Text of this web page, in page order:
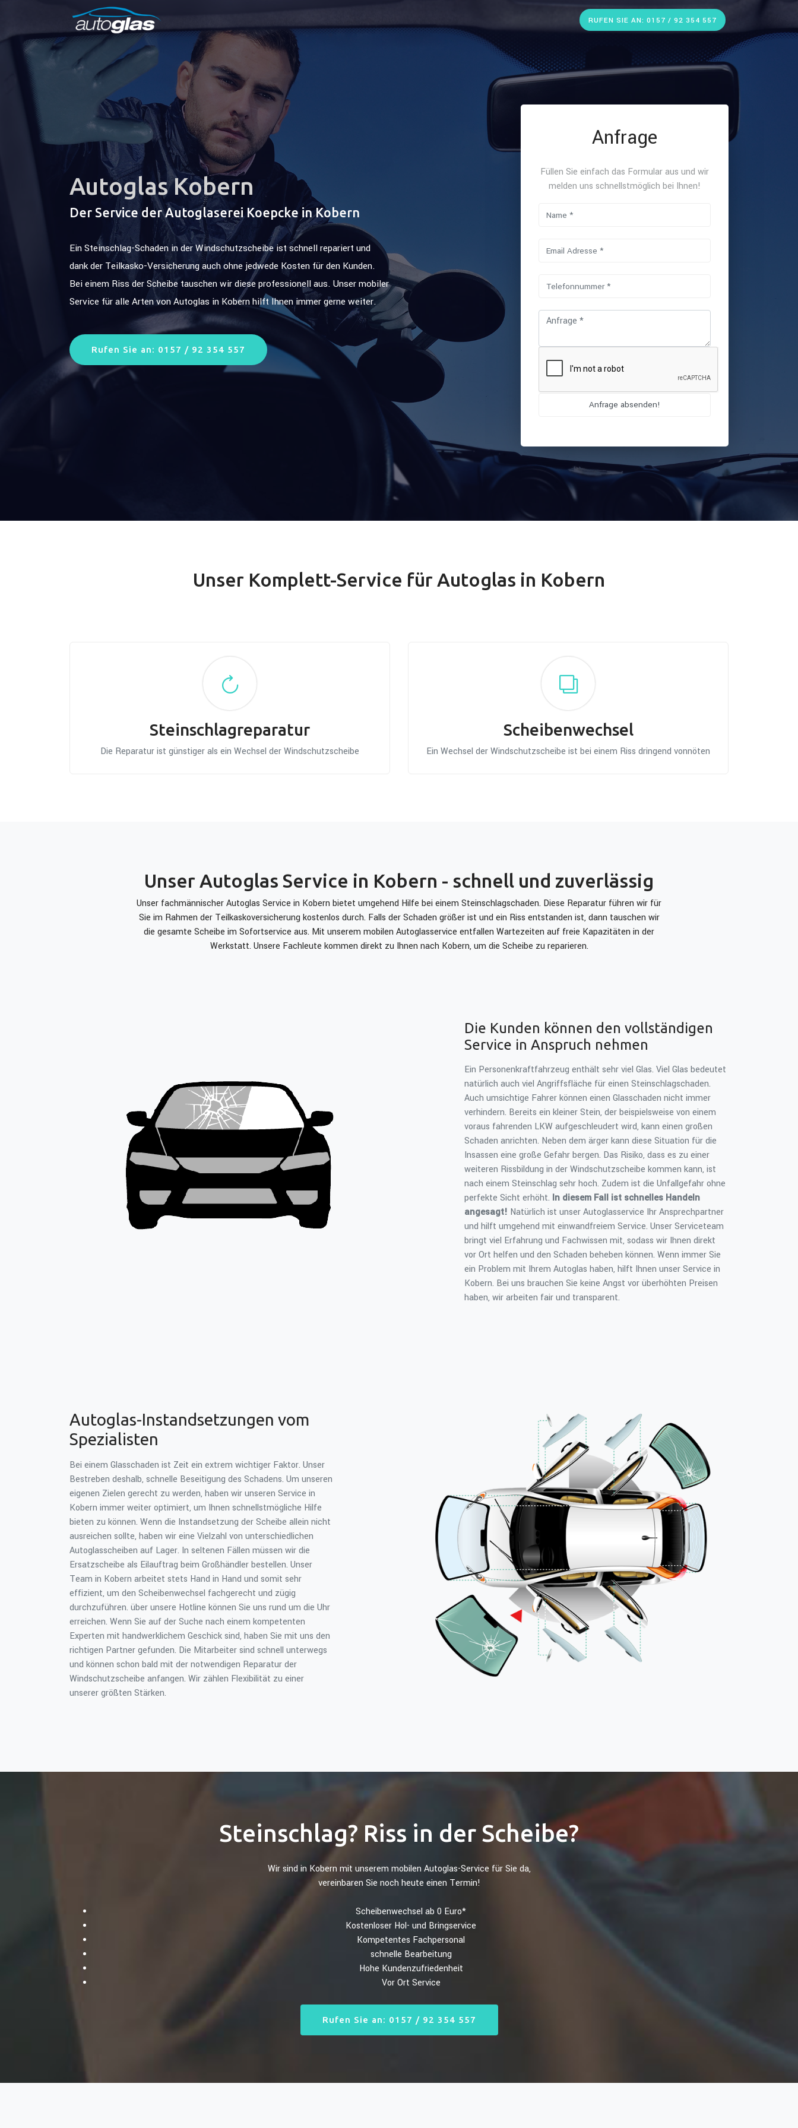
RUFEN SIE AN: 0157 / 92 354 557
Autoglas Kobern
Der Service der Autoglaserei Koepcke in Kobern
Ein Steinschlag-Schaden in der Windschutzscheibe ist schnell repariert und
dank der Teilkasko-Versicherung auch ohne jedwede Kosten für den Kunden.
Bei einem Riss der Scheibe tauschen wir diese professionell aus. Unser mobiler
Service für alle Arten von Autoglas in Kobern hilft Ihnen immer gerne weiter.
Rufen Sie an: 0157 / 92 354 557
Anfrage
Füllen Sie einfach das Formular aus und wir
melden uns schnellstmöglich bei Ihnen!
Unser Komplett-Service für Autoglas in Kobern
Steinschlagreparatur
Die Reparatur ist günstiger als ein Wechsel der Windschutzscheibe
Scheibenwechsel
Ein Wechsel der Windschutzscheibe ist bei einem Riss dringend vonnöten
Unser Autoglas Service in Kobern - schnell und zuverlässig
Unser fachmännischer Autoglas Service in Kobern bietet umgehend Hilfe bei einem Steinschlagschaden. Diese Reparatur führen wir für
Sie im Rahmen der Teilkaskoversicherung kostenlos durch. Falls der Schaden größer ist und ein Riss entstanden ist, dann tauschen wir
die gesamte Scheibe im Sofortservice aus. Mit unserem mobilen Autoglasservice entfallen Wartezeiten auf freie Kapazitäten in der
Werkstatt. Unsere Fachleute kommen direkt zu Ihnen nach Kobern, um die Scheibe zu reparieren.
Die Kunden können den vollständigen
Service in Anspruch nehmen
Ein Personenkraftfahrzeug enthält sehr viel Glas. Viel Glas bedeutet
natürlich auch viel Angriffsfläche für einen Steinschlagschaden.
Auch umsichtige Fahrer können einen Glasschaden nicht immer
verhindern. Bereits ein kleiner Stein, der beispielsweise von einem
voraus fahrenden LKW aufgeschleudert wird, kann einen großen
Schaden anrichten. Neben dem ärger kann diese Situation für die
Insassen eine große Gefahr bergen. Das Risiko, dass es zu einer
weiteren Rissbildung in der Windschutzscheibe kommen kann, ist
nach einem Steinschlag sehr hoch. Zudem ist die Unfallgefahr ohne
perfekte Sicht erhöht. In diesem Fall ist schnelles Handeln
angesagt! Natürlich ist unser Autoglasservice Ihr Ansprechpartner
und hilft umgehend mit einwandfreiem Service. Unser Serviceteam
bringt viel Erfahrung und Fachwissen mit, sodass wir Ihnen direkt
vor Ort helfen und den Schaden beheben können. Wenn immer Sie
ein Problem mit Ihrem Autoglas haben, hilft Ihnen unser Service in
Kobern. Bei uns brauchen Sie keine Angst vor überhöhten Preisen
haben, wir arbeiten fair und transparent.
Autoglas-Instandsetzungen vom
Spezialisten
Bei einem Glasschaden ist Zeit ein extrem wichtiger Faktor. Unser
Bestreben deshalb, schnelle Beseitigung des Schadens. Um unseren
eigenen Zielen gerecht zu werden, haben wir unseren Service in
Kobern immer weiter optimiert, um Ihnen schnellstmögliche Hilfe
bieten zu können. Wenn die Instandsetzung der Scheibe allein nicht
ausreichen sollte, haben wir eine Vielzahl von unterschiedlichen
Autoglasscheiben auf Lager. In seltenen Fällen müssen wir die
Ersatzscheibe als Eilauftrag beim Großhändler bestellen. Unser
Team in Kobern arbeitet stets Hand in Hand und somit sehr
effizient, um den Scheibenwechsel fachgerecht und zügig
durchzuführen. über unsere Hotline können Sie uns rund um die Uhr
erreichen. Wenn Sie auf der Suche nach einem kompetenten
Experten mit handwerklichem Geschick sind, haben Sie mit uns den
richtigen Partner gefunden. Die Mitarbeiter sind schnell unterwegs
und können schon bald mit der notwendigen Reparatur der
Windschutzscheibe anfangen. Wir zählen Flexibilität zu einer
unserer größten Stärken.
Steinschlag? Riss in der Scheibe?
Wir sind in Kobern mit unserem mobilen Autoglas-Service für Sie da,
vereinbaren Sie noch heute einen Termin!
Scheibenwechsel ab 0 Euro*
Kostenloser Hol- und Bringservice
Kompetentes Fachpersonal
schnelle Bearbeitung
Hohe Kundenzufriedenheit
Vor Ort Service
Rufen Sie an: 0157 / 92 354 557